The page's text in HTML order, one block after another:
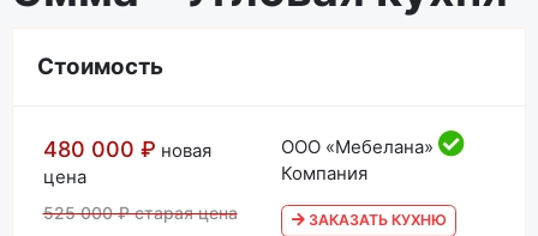
Стоимость
480 000 ₽ новая
цена
525 000 ₽ старая цена
ООО «Мебелана»
Компания
ЗАКАЗАТЬ КУХНЮ